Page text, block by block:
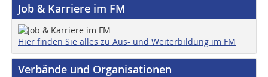
Job & Karriere im FM
Hier finden Sie alles zu Aus- und Weiterbildung im FM
Verbände und Organisationen